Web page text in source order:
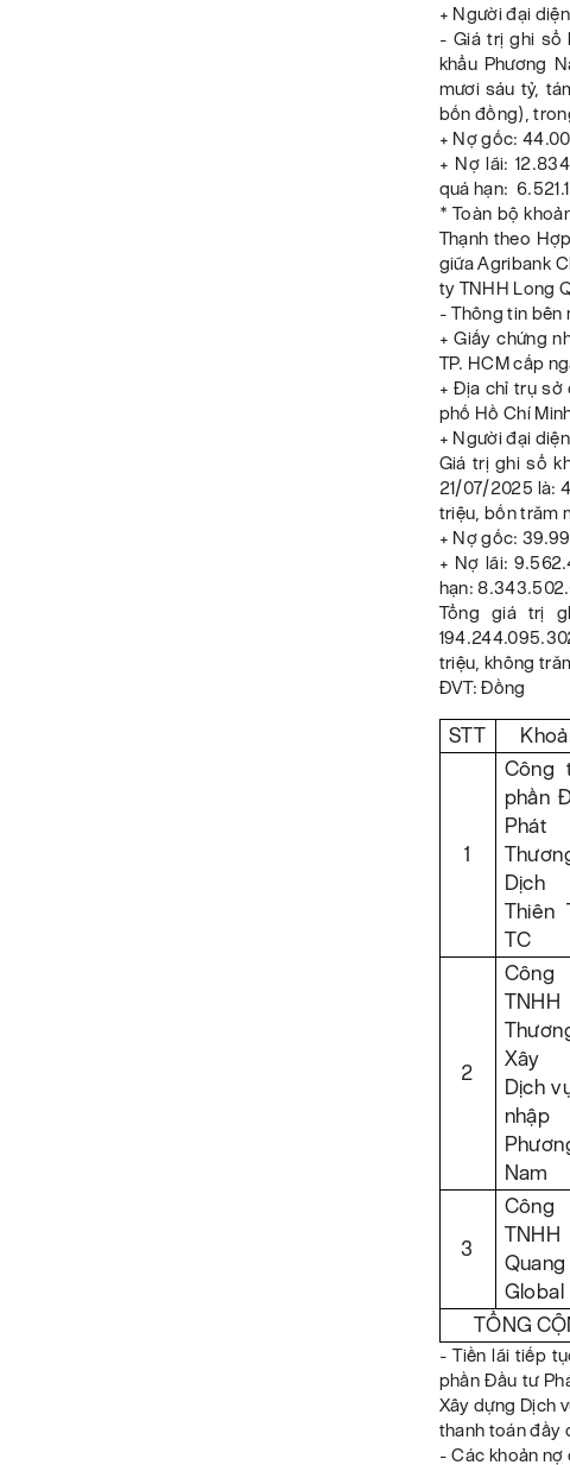
+ Người đại
- Giá trị ghi sổ
khẩu Phương
mươi sáu tỷ,
bốn đồng),
+ Nợ gốc:
+ Nợ lãi:
quá hạn:
* Toàn bộ
Thạnh theo
giữa Agribank
ty TNHH Long
- Thông tin bên
+ Giấy chứng
TP. HCM cấp
+ Địa chỉ trụ sở
phố Hồ Chí
+ Người đại
Giá trị ghi sổ
21/07/2025 là:
triệu, bốn trăm
+ Nợ gốc:
+ Nợ lãi:
hạn:
Tổng giá trị
triệu, không
ĐVT: Đồng
STT
1
Công
phần
Phát
Thiên
TC
2
TNHH
Xây
Dịch
nhập
Nam
3
Quang
Global
TỔNG
- Tiền lãi tiếp
phần Đầu tư
Xây dựng Dịch
thanh toán đầy
- Các khoản